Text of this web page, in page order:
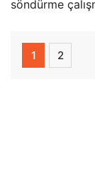
söndürme
1 2